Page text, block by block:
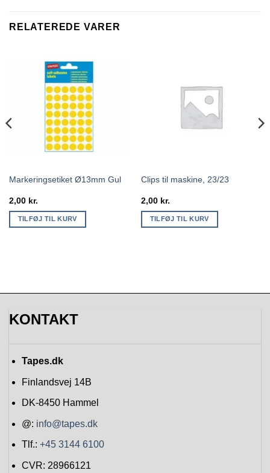
RELATEREDE VARER
Markeringsetiket Ø13mm Gul
2,00 kr.
TILFØJ TIL KURV
Clips til maskine, 23/23
2,00 kr.
TILFØJ TIL KURV
KONTAKT
Tapes.dk
Finlandsvej 14B
DK-8450 Hammel
@: info@tapes.dk
Tlf.: +45 3144 6100
CVR: 28966121